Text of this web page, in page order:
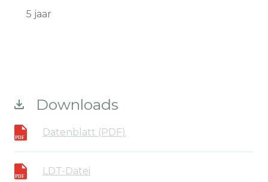
5 jaar
Downloads
Datenblatt (PDF)
LDT-Datei